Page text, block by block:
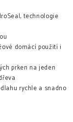
technologie
domácí použití i
prken na jeden
rychle a snadno